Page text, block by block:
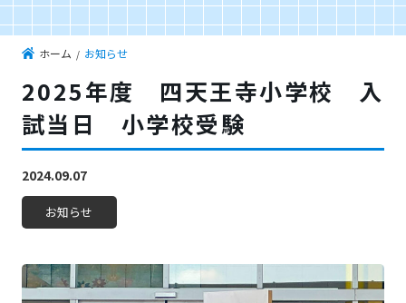
ホーム お知らせ
2025年度 四天王寺小学校 入
試当日 小学校受験
2024.09.07
お知らせ